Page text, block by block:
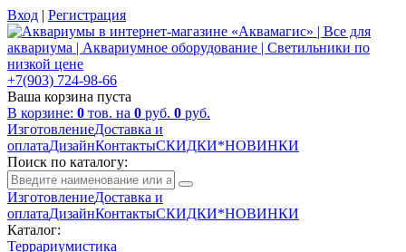
Вход | Регистрация
+7(903) 724-98-66
Ваша корзина пуста
В корзине: 0 тов. на 0 руб. 0 руб.
ИзготовлениеДоставка и
оплатаДизайнКонтактыСКИДКИ*НОВИНКИ
Поиск по каталогу:
ИзготовлениеДоставка и
оплатаДизайнКонтактыСКИДКИ*НОВИНКИ
Каталог:
Террариумистика